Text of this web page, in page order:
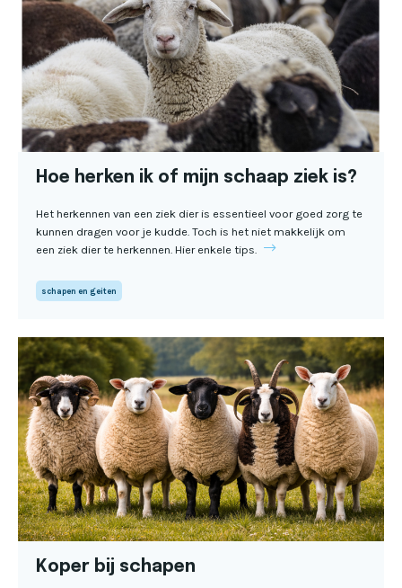
Hoe herken ik of mijn schaap ziek is?
Het herkennen van een ziek dier is essentieel voor goed zorg te
kunnen dragen voor je kudde. Toch is het niet makkelijk om
een ziek dier te herkennen. Hier enkele tips.
schapen en geiten
Koper bij schapen